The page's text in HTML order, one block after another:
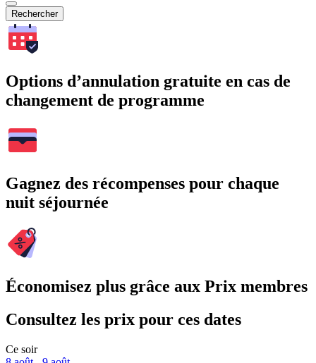
Rechercher
Options d’annulation gratuite en cas de
changement de programme
Gagnez des récompenses pour chaque
nuit séjournée
Économisez plus grâce aux Prix membres
Consultez les prix pour ces dates
Ce soir